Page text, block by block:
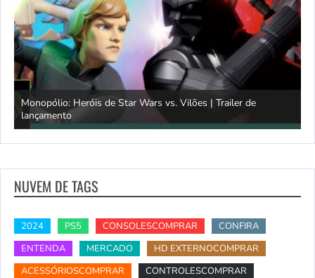
Monopólio: Heróis de Star Wars vs. Vilões | Trailer de
lançamento
NUVEM DE TAGS
2024 PS5 CONSOLESCOMPRAR
CONFIRA
ENTENDA
MERCADO
HD EXTERNOCOMPRAR
ACESSÓRIOSCOMPRAR
CONTROLESCOMPRAR